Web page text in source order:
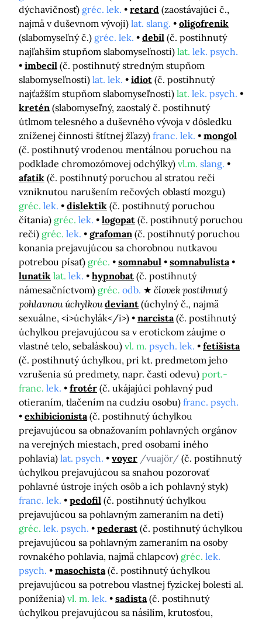
dýchavičnosť) gréc. lek. retard (zaostávajúci č.,
najmä v duševnom vývoji) lat. slang.
oligofrenik
(slabomyseľný č.) gréc. lek. debil (č. postihnutý
najľahším stupňom slabomyseľnosti) lat. lek. psych.
imbecil (č. postihnutý stredným stupňom
slabomyseľnosti) lat. lek. idiot (č. postihnutý
najťažším stupňom slabomyseľnosti) lat. lek. psych.
kretén (slabomyseľný, zaostalý č. postihnutý
útlmom telesného a duševného vývoja v dôsledku
zníženej činnosti štítnej žľazy) franc. lek.
mongol
(č. postihnutý vrodenou mentálnou poruchou na
podklade chromozómovej odchýlky) vl.m. slang.
afatik (č. postihnutý poruchou al stratou reči
vzniknutou narušením rečových oblastí mozgu)
gréc. lek. dislektik (č. postihnutý poruchou
čítania) gréc. lek. logopat (č. postihnutý poruchou
reči) gréc. lek. grafoman (č. postihnutý poruchou
konania prejavujúcou sa chorobnou nutkavou
potrebou písať) gréc. somnabul
somnabulista
lunatik lat. lek. hypnobat (č. postihnutý
námesačníctvom) gréc. odb.
človek postihnutý
pohlavnou úchylkou deviant (úchylný č., najmä
sexuálne, <i>úchylák</i>)
narcista (č. postihnutý
úchylkou prejavujúcou sa v erotickom záujme o
vlastné telo, sebaláskou) vl. m. psych. lek.
fetišista
(č. postihnutý úchylkou, pri kt. predmetom jeho
vzrušenia sú predmety, napr. časti odevu) port.-
franc. lek. frotér (č. ukájajúci pohlavný pud
otieraním, tlačením na cudziu osobu) franc. psych.
exhibicionista (č. postihnutý úchylkou
prejavujúcou sa obnažovaním pohlavných orgánov
na verejných miestach, pred osobami iného
pohlavia) lat. psych. voyer /vuajör/ (č. postihnutý
úchylkou prejavujúcou sa snahou pozorovať
pohlavné ústroje iných osôb a ich pohlavný styk)
franc. lek.
pedofil (č. postihnutý úchylkou
prejavujúcou sa pohlavným zameraním na deti)
gréc. lek. psych. pederast (č. postihnutý úchylkou
prejavujúcou sa pohlavným zameraním na osoby
rovnakého pohlavia, najmä chlapcov) gréc. lek.
psych.
masochista (č. postihnutý úchylkou
prejavujúcou sa potrebou vlastnej fyzickej bolesti al.
poníženia) vl. m. lek. sadista (č. postihnutý
úchylkou prejavujúcou sa násilím, krutosťou,